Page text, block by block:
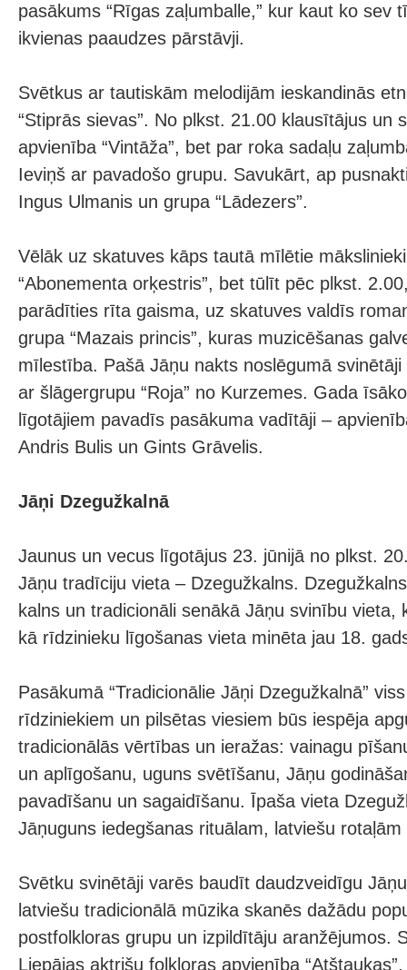
pasākums “Rīgas zaļumballe,” kur kaut ko sev
ikvienas paaudzes pārstāvji.
Svētkus ar tautiskām melodijām ieskandinās
“Stiprās sievas”. No plkst. 21.00 klausītājus un
apvienība “Vintāža”, bet par roka sadaļu
Ieviņš ar pavadošo grupu. Savukārt, ap
Ingus Ulmanis un grupa “Lādezers”.
Vēlāk uz skatuves kāps tautā mīlētie
“Abonementa orķestris”, bet tūlīt pēc plkst.
parādīties rīta gaisma, uz skatuves valdīs
grupa “Mazais princis”, kuras muzicēšanas
mīlestība. Pašā Jāņu nakts noslēgumā
ar šlāgergrupu “Roja” no Kurzemes. Gada
līgotājiem pavadīs pasākuma vadītāji –
Andris Bulis un Gints Grāvelis.
Jāņi Dzegužkalnā
Jaunus un vecus līgotājus 23. jūnijā no plkst.
Jāņu tradīciju vieta – Dzegužkalns.
kalns un tradicionāli senākā Jāņu svinību vieta,
kā rīdzinieku līgošanas vieta minēta jau 18.
Pasākumā “Tradicionālie Jāņi Dzegužkalnā”
rīdziniekiem un pilsētas viesiem būs iespēja
tradicionālās vērtības un ieražas: vainagu
un aplīgošanu, uguns svētīšanu, Jāņu
pavadīšanu un sagaidīšanu. Īpaša vieta
Jāņuguns iedegšanas rituālam, latviešu
Svētku svinētāji varēs baudīt daudzveidīgu
latviešu tradicionālā mūzika skanēs dažādu
postfolkloras grupu un izpildītāju aranžējumos.
Liepājas aktrišu folkloras apvienība